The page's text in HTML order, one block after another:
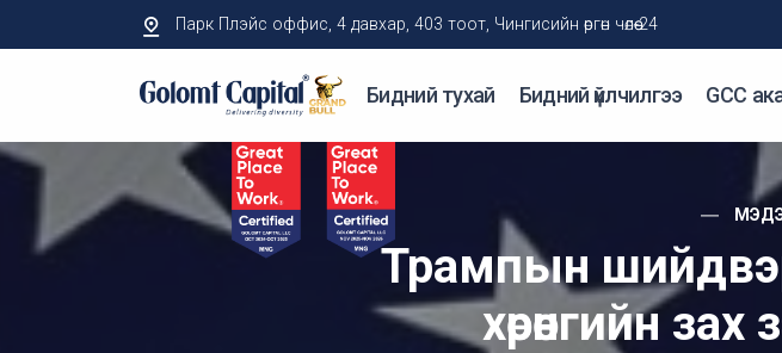
Парк Плэйс оффис, 4 давхар, 403 тоот, Чингисийн өргөн чөлөө-24
Бидний тухай Бидний үйлчилгээ GCC
Трампын
хөрөнгийн